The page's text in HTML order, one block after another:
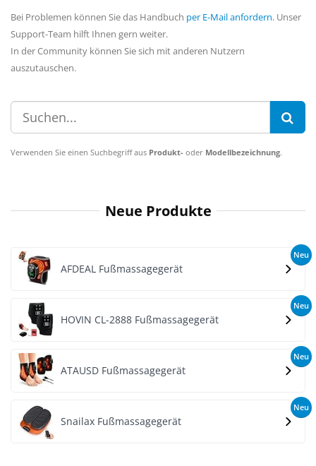
Bei Problemen können Sie das Handbuch per E-Mail anfordern. Unser
Support-Team hilft Ihnen gern weiter.
In der Community können Sie sich mit anderen Nutzern
auszutauschen.
Verwenden Sie einen Suchbegriff aus Produkt- oder Modellbezeichnung.
Neue Produkte
Neu
AFDEAL Fußmassagegerät
Neu
HOVIN CL-2888 Fußmassagegerät
Neu
ATAUSD Fußmassagegerät
Neu
Snailax Fußmassagegerät